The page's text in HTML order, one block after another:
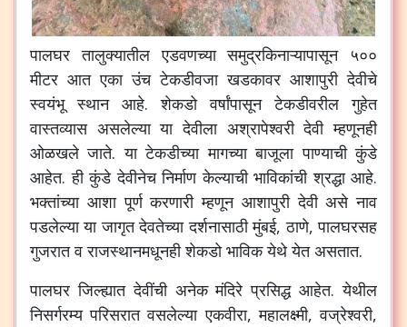
पालघर तालुक्यातील एडवणच्या समुद्रकिनाऱ्यापासून ५००
मीटर आत एका उंच टेकडीवजा खडकावर आशापुरी देवीचे
स्वयंभू स्थान आहे. शेकडो वर्षांपासून टेकडीवरील गुहेत
वास्तव्यास असलेल्या या देवीला अश्रापेश्वरी देवी म्हणूनही
ओळखले जाते. या टेकडीच्या मागच्या बाजूला पाण्याची कुंडे
आहेत. ही कुंडे देवीनेच निर्माण केल्याची भाविकांची श्रद्धा आहे.
भक्तांच्या आशा पूर्ण करणारी म्हणून आशापुरी देवी असे नाव
पडलेल्या या जागृत देवतेच्या दर्शनासाठी मुंबई, ठाणे, पालघरसह
गुजरात व राजस्थानमधूनही शेकडो भाविक येथे येत असतात.
पालघर जिल्ह्यात देवींची अनेक मंदिरे प्रसिद्ध आहेत. येथील
निसर्गरम्य परिसरात वसलेल्या एकवीरा, महालक्ष्मी, वज्रेश्वरी,